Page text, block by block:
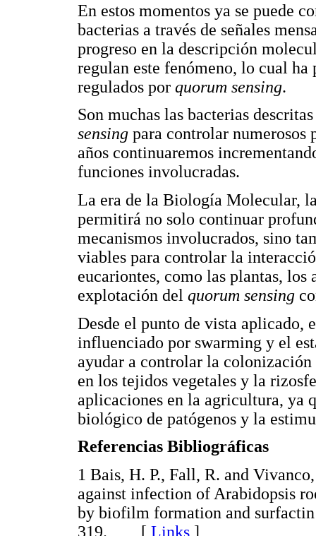
En estos momentos ya se puede
bacterias a través de señales
progreso en la descripción
regulan este fenómeno, lo cual
regulados por quorum sensing.
Son muchas las bacterias
sensing para controlar numerosos
años continuaremos
funciones involucradas.
La era de la Biología Molecular,
permitirá no solo continuar
mecanismos involucrados, sino
viables para controlar la
eucariontes, como las plantas,
explotación del quorum sensing
Desde el punto de vista aplicado,
influenciado por swarming y el
ayudar a controlar la
en los tejidos vegetales y la
aplicaciones en la agricultura, ya
biológico de patógenos y la
Referencias Bibliográficas
1 Bais, H. P., Fall, R. and
against infection of Arabidopsis
by biofilm formation and
319. [ Links ]